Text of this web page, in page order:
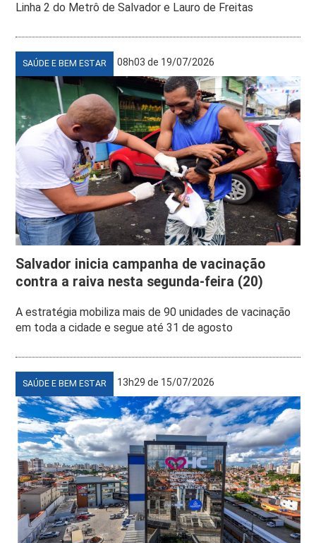
Linha 2 do Metrô de Salvador e Lauro de Freitas
SAÚDE E BEM ESTAR 08h03 de 19/07/2026
Salvador inicia campanha de vacinação
contra a raiva nesta segunda-feira (20)
A estratégia mobiliza mais de 90 unidades de vacinação
em toda a cidade e segue até 31 de agosto
SAÚDE E BEM ESTAR 13h29 de 15/07/2026